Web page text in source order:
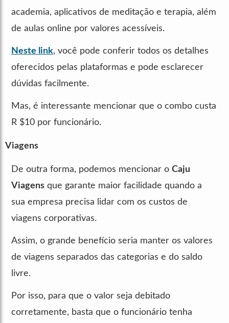
academia, aplicativos de meditação e terapia, além
de aulas online por valores acessíveis.
Neste link, você pode conferir todos os detalhes
oferecidos pelas plataformas e pode esclarecer
dúvidas facilmente.
Mas, é interessante mencionar que o combo custa
R $10 por funcionário.
Viagens
De outra forma, podemos mencionar o Caju
Viagens que garante maior facilidade quando a
sua empresa precisa lidar com os custos de
viagens corporativas.
Assim, o grande benefício seria manter os valores
de viagens separados das categorias e do saldo
livre.
Por isso, para que o valor seja debitado
corretamente, basta que o funcionário tenha